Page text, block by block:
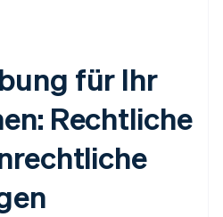
für Ihr
Rechtliche